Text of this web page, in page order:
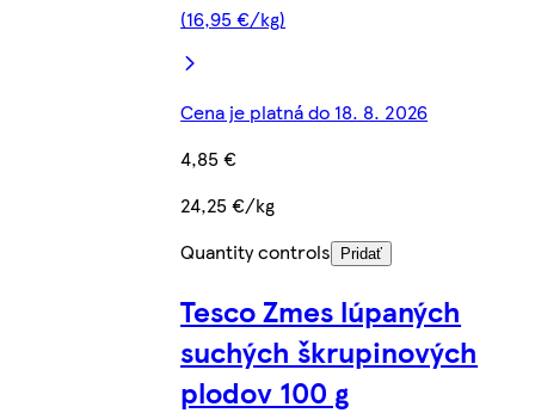
(16,95 €/kg)
Cena je platná do 18. 8. 2026
4,85 €
24,25 €/kg
Quantity controls
Pridať
Tesco Zmes lúpaných
suchých škrupinových
plodov 100 g